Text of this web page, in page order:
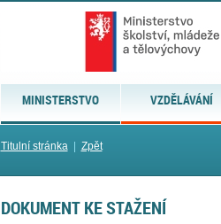
MINISTERSTVO VZDĚLÁVÁNÍ
Titulní stránka| Zpět
DOKUMENT KE STAŽENÍ